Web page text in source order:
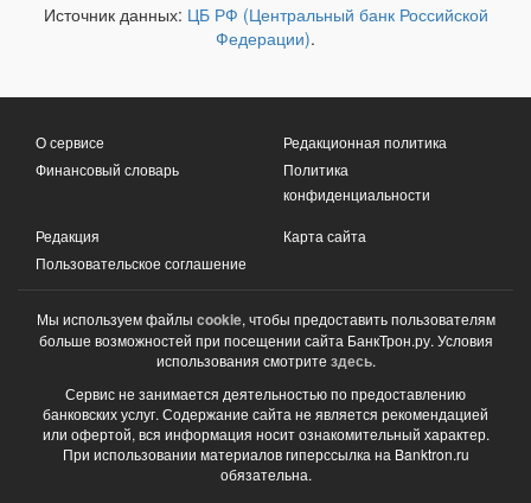
Источник данных: ЦБ РФ (Центральный банк Российской
Федерации).
О сервисе
Финансовый словарь
Редакционная политика
Политика
конфиденциальности
Редакция
Пользовательское соглашение
Карта сайта
Мы используем файлы cookie, чтобы предоставить пользователям
больше возможностей при посещении сайта БанкТрон.ру. Условия
использования смотрите здесь.
Сервис не занимается деятельностью по предоставлению
банковских услуг. Содержание сайта не является рекомендацией
или офертой, вся информация носит ознакомительный характер.
При использовании материалов гиперссылка на Banktron.ru
обязательна.